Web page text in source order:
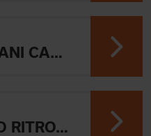
FRANCESCO MARIANI CAMPIONE DEL MONDO UNIVERSITARIO NELLA SPRINT DI ORIENTEERING
SCI-O: IL 9 AGOSTO RITROVO A BRESSANONE